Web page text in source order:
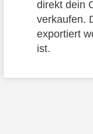
direkt dein
verkaufen.
exportiert
ist.